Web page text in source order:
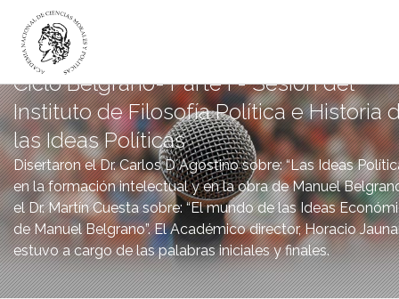
LA ACADEMIA
ACADÉMICOS
INSTITUTOS
DICTÁMENES
PUBLICACIONES
CANAL DIGITAL
BIBLIOTECA
Ciclo Belgrano- Parte I - Sesión del
Instituto de Filosofía Política e Historia
las Ideas Políticas
Disertaron el Dr. Carlos D´Agostino sobre: “Las Ideas
en la formación intelectual y en la obra de Manuel
el Dr. Martín Cuesta sobre: “El mundo de las Ideas
de Manuel Belgrano”. El Académico director, Horacio
estuvo a cargo de las palabras iniciales y finales.